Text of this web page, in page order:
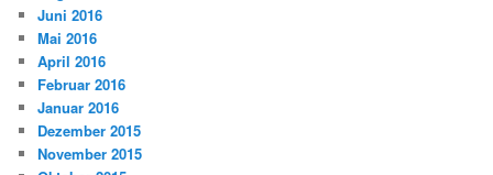
Juni 2016
Mai 2016
April 2016
Februar 2016
Januar 2016
Dezember 2015
November 2015